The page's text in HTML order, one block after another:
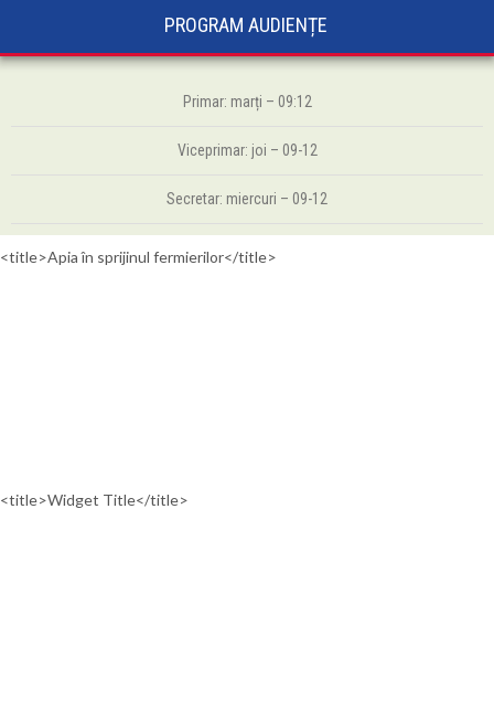
PROGRAM AUDIENȚE
Primar: marți – 09:12
Viceprimar: joi – 09-12
Secretar: miercuri – 09-12
<title>Apia în sprijinul fermierilor</title>
<title>Widget Title</title>